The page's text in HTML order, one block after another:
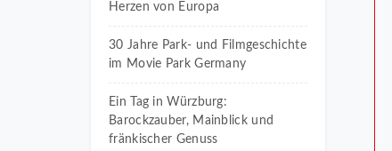
Herzen von Europa
30 Jahre Park- und Filmgeschichte
im Movie Park Germany
Ein Tag in Würzburg:
Barockzauber, Mainblick und
fränkischer Genuss